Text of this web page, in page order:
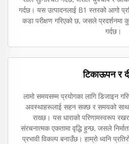
गर्दछ। यस उत्पादनलाई B1 स्तरको आगो
कडा परीक्षण गरिएको छ, जसले प्रदर्शनमा
गर्दछ।
टिकाऊपन र
लामो समयसम्म प्रयोगका लागि डिजाइन
अवस्थाहरूलाई सहन सक्छ र समयको
राख्छ। यस धाराको परिणामस्वरूप
संरचनात्मक एकतामा वृद्धि हुन्छ, जसले
प्रभावी विकल्प बनाउँछ। हाम्रो ध्वनि